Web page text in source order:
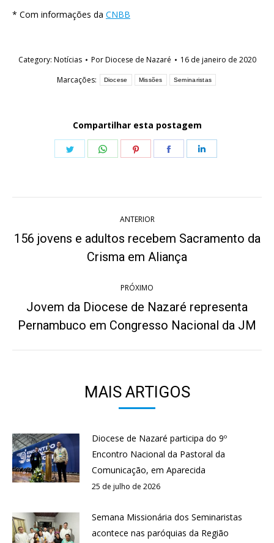
* Com informações da CNBB
Category: Notícias PorDiocese de Nazaré
16 de janeiro de 2020
Marcações:
Diocese Missões Seminaristas
Compartilhar esta postagem
Share
Share
Share
Share
de
ANTERIOR
Post
anterior:
156 jovens e adultos recebem Sacramento da
Crisma em Aliança
PRÓXIMO
Próximo
post:
Jovem da Diocese de Nazaré representa
Pernambuco em Congresso Nacional da JM
MAIS ARTIGOS
Diocese de Nazaré participa do 9º
Encontro Nacional da Pastoral da
Comunicação, em Aparecida
25 de julho de 2026
Semana Missionária dos Seminaristas
acontece nas paróquias da Região